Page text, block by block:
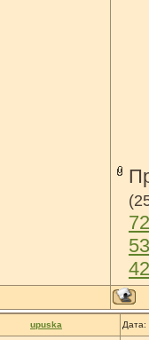
upuska Дата: